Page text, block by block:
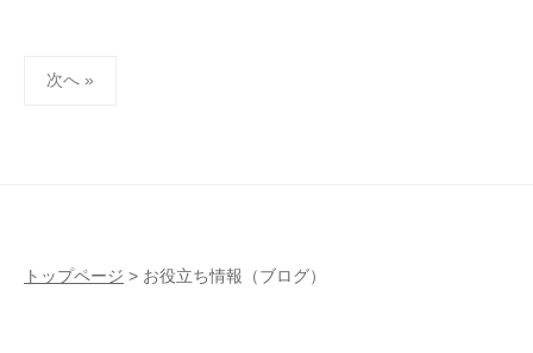
送
次へ »
トップページ > お役立ち情報（ブログ）